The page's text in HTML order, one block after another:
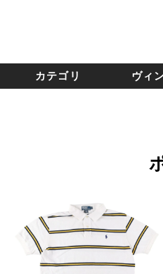
カテゴリ ヴィ